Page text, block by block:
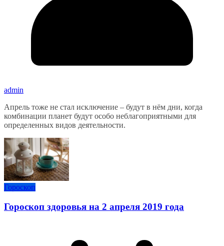
admin
Апрель тоже не стал исключение – будут в нём дни, когда
комбинации планет будут особо неблагоприятными для
определенных видов деятельности.
Гороскоп
Гороскоп здоровья на 2 апреля 2019 года